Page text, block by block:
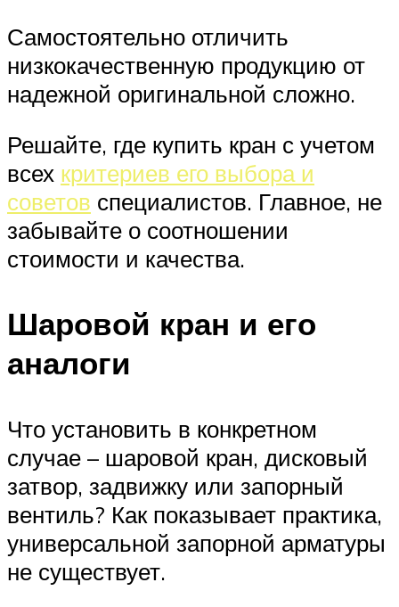
Самостоятельно отличить
низкокачественную продукцию от
надежной оригинальной сложно.
Решайте, где купить кран с учетом
всех критериев его выбора и
советов специалистов. Главное, не
забывайте о соотношении
стоимости и качества.
Шаровой кран и его
аналоги
Что установить в конкретном
случае – шаровой кран, дисковый
затвор, задвижку или запорный
вентиль? Как показывает практика,
универсальной запорной арматуры
не существует.